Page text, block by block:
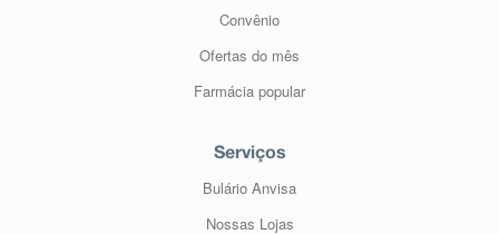
Convênio
Ofertas do mês
Farmácia popular
Serviços
Bulário Anvisa
Nossas Lojas